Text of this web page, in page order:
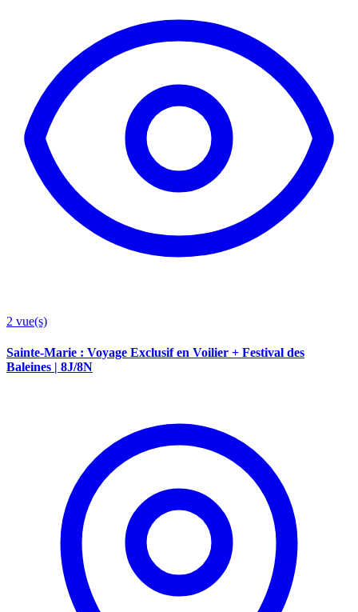
2 vue(s)
Sainte-Marie : Voyage Exclusif en Voilier + Festival des
Baleines | 8J/8N